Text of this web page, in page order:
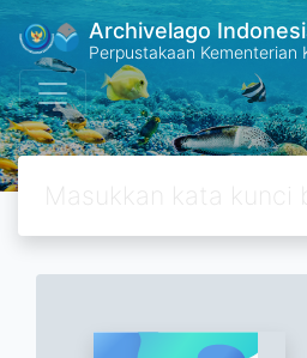
Archivelago
Perpustakaan Kementerian